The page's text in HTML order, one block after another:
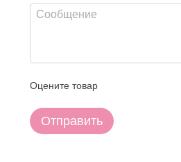
Оцените товар
Отправить